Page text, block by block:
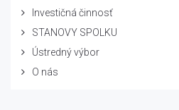
Investičná činnosť
STANOVY SPOLKU
Ústredný výbor
O nás